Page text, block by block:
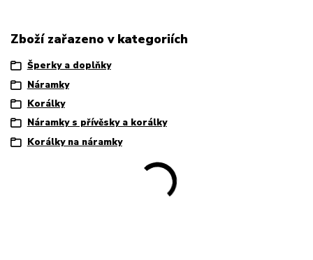
Zboží zařazeno v kategoriích
Šperky a doplňky
Náramky
Korálky
Náramky s přívěsky a korálky
Korálky na náramky